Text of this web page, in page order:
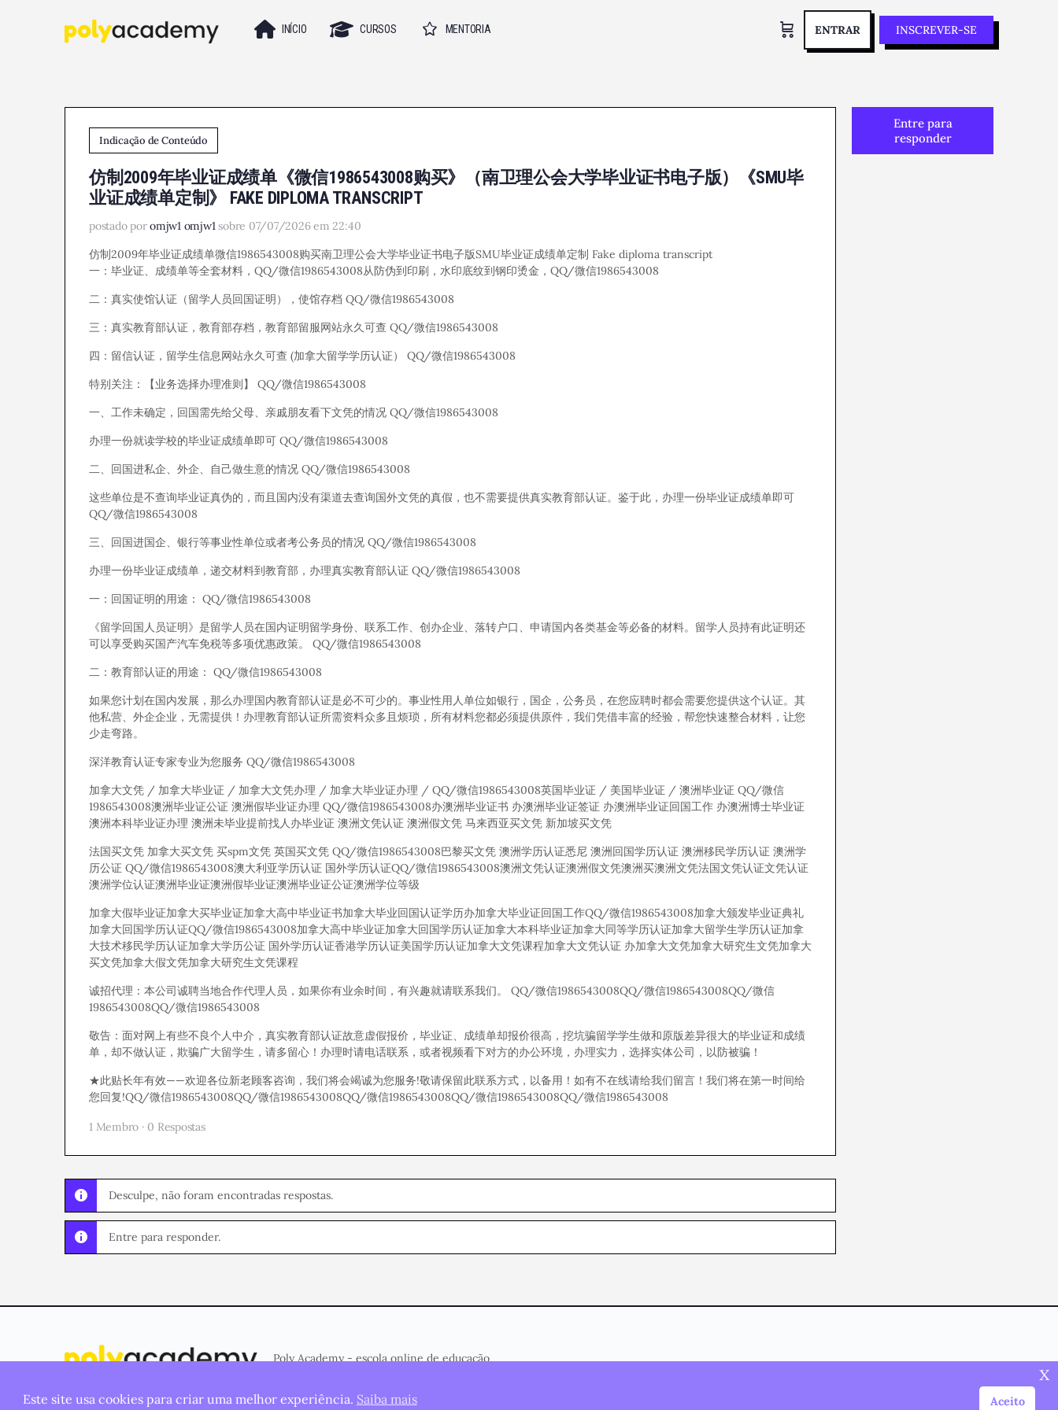
INÍCIO CURSOS MENTORIA ENTRAR INSCREVER-SE
Indicação de Conteúdo
仿制2009年毕业证成绩单《微信1986543008购买》（南卫理公会大学毕业证书电子版）《SMU毕
业证成绩单定制》 FAKE DIPLOMA TRANSCRIPT
postado poromjw1 omjw1 sobre 07/07/2026 em 22:40
仿制2009年毕业证成绩单微信1986543008购买南卫理公会大学毕业证书电子版SMU毕业证成绩单定制 Fake diploma transcript
一：毕业证、成绩单等全套材料，QQ/微信1986543008从防伪到印刷，水印底纹到钢印烫金，QQ/微信1986543008
二：真实使馆认证（留学人员回国证明），使馆存档 QQ/微信1986543008
三：真实教育部认证，教育部存档，教育部留服网站永久可查 QQ/微信1986543008
四：留信认证，留学生信息网站永久可查 (加拿大留学学历认证） QQ/微信1986543008
特别关注：【业务选择办理准则】 QQ/微信1986543008
一、工作未确定，回国需先给父母、亲戚朋友看下文凭的情况 QQ/微信1986543008
办理一份就读学校的毕业证成绩单即可 QQ/微信1986543008
二、回国进私企、外企、自己做生意的情况 QQ/微信1986543008
这些单位是不查询毕业证真伪的，而且国内没有渠道去查询国外文凭的真假，也不需要提供真实教育部认证。鉴于此，办理一份毕业证成绩单即可
QQ/微信1986543008
三、回国进国企、银行等事业性单位或者考公务员的情况 QQ/微信1986543008
办理一份毕业证成绩单，递交材料到教育部，办理真实教育部认证 QQ/微信1986543008
一：回国证明的用途： QQ/微信1986543008
《留学回国人员证明》是留学人员在国内证明留学身份、联系工作、创办企业、落转户口、申请国内各类基金等必备的材料。留学人员持有此证明还
可以享受购买国产汽车免税等多项优惠政策。 QQ/微信1986543008
二：教育部认证的用途： QQ/微信1986543008
如果您计划在国内发展，那么办理国内教育部认证是必不可少的。事业性用人单位如银行，国企，公务员，在您应聘时都会需要您提供这个认证。其
他私营、外企企业，无需提供！办理教育部认证所需资料众多且烦琐，所有材料您都必须提供原件，我们凭借丰富的经验，帮您快速整合材料，让您
少走弯路。
深洋教育认证专家专业为您服务 QQ/微信1986543008
加拿大文凭 / 加拿大毕业证 / 加拿大文凭办理 / 加拿大毕业证办理 / QQ/微信1986543008英国毕业证 / 美国毕业证 / 澳洲毕业证 QQ/微信
1986543008澳洲毕业证公证 澳洲假毕业证办理 QQ/微信1986543008办澳洲毕业证书 办澳洲毕业证签证 办澳洲毕业证回国工作 办澳洲博士毕业证
澳洲本科毕业证办理 澳洲未毕业提前找人办毕业证 澳洲文凭认证 澳洲假文凭 马来西亚买文凭 新加坡买文凭
法国买文凭 加拿大买文凭 买spm文凭 英国买文凭 QQ/微信1986543008巴黎买文凭 澳洲学历认证悉尼 澳洲回国学历认证 澳洲移民学历认证 澳洲学
历公证 QQ/微信1986543008澳大利亚学历认证 国外学历认证QQ/微信1986543008澳洲文凭认证澳洲假文凭澳洲买澳洲文凭法国文凭认证文凭认证
澳洲学位认证澳洲毕业证澳洲假毕业证澳洲毕业证公证澳洲学位等级
加拿大假毕业证加拿大买毕业证加拿大高中毕业证书加拿大毕业回国认证学历办加拿大毕业证回国工作QQ/微信1986543008加拿大颁发毕业证典礼
加拿大回国学历认证QQ/微信1986543008加拿大高中毕业证加拿大回国学历认证加拿大本科毕业证加拿大同等学历认证加拿大留学生学历认证加拿
大技术移民学历认证加拿大学历公证 国外学历认证香港学历认证美国学历认证加拿大文凭课程加拿大文凭认证 办加拿大文凭加拿大研究生文凭加拿大
买文凭加拿大假文凭加拿大研究生文凭课程
诚招代理：本公司诚聘当地合作代理人员，如果你有业余时间，有兴趣就请联系我们。 QQ/微信1986543008QQ/微信1986543008QQ/微信
1986543008QQ/微信1986543008
敬告：面对网上有些不良个人中介，真实教育部认证故意虚假报价，毕业证、成绩单却报价很高，挖坑骗留学学生做和原版差异很大的毕业证和成绩
单，却不做认证，欺骗广大留学生，请多留心！办理时请电话联系，或者视频看下对方的办公环境，办理实力，选择实体公司，以防被骗！
★此贴长年有效——欢迎各位新老顾客咨询，我们将会竭诚为您服务!敬请保留此联系方式，以备用！如有不在线请给我们留言！我们将在第一时间给
您回复!QQ/微信1986543008QQ/微信1986543008QQ/微信1986543008QQ/微信1986543008QQ/微信1986543008
1 Membro · 0 Respostas
Desculpe, não foram encontradas respostas.
Entre para responder.
Entre para
responder
Poly Academy - escola online de educação
Este site usa cookies para criar uma melhor experiência. Saiba mais Aceito
x